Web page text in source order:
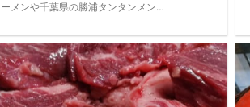
ーメンや千葉県の勝浦タンタンメン…